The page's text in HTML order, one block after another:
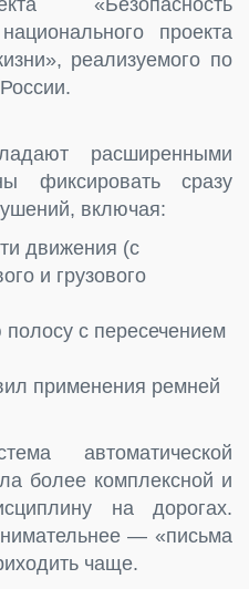
проекта
реализуемого по
расширенными
фиксировать сразу
включая:
движения (с
и грузового
с пересечением
применения ремней
автоматической
более комплексной и
на дорогах.
— «письма
чаще.